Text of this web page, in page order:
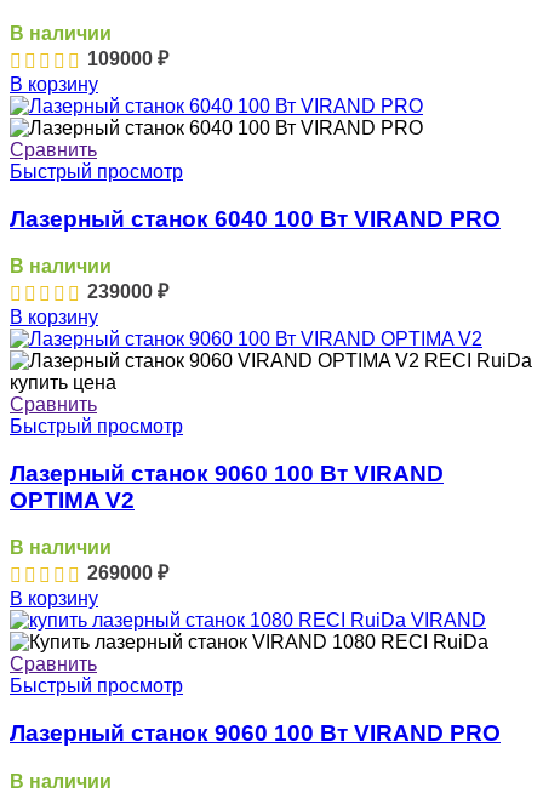
В наличии
109000 ₽
В корзину
Сравнить
Быстрый просмотр
Лазерный станок 6040 100 Вт VIRAND PRO
В наличии
239000 ₽
В корзину
Сравнить
Быстрый просмотр
Лазерный станок 9060 100 Вт VIRAND
OPTIMA V2
В наличии
269000 ₽
В корзину
Сравнить
Быстрый просмотр
Лазерный станок 9060 100 Вт VIRAND PRO
В наличии